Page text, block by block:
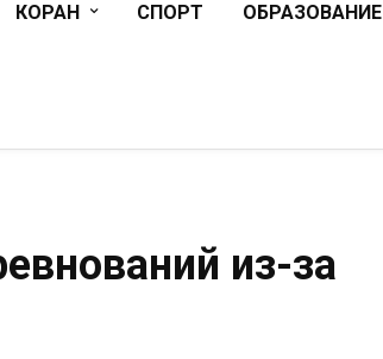
КОРАН СПОРТ ОБРАЗОВАНИЕ
из-за